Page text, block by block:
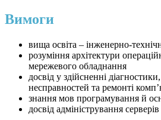
Вимоги
вища освіта – інженерно-
розуміння архітектури
мережевого обладнання
досвід у здійсненні
несправностей та ремонті
знання мов програмування й
досвід адміністрування